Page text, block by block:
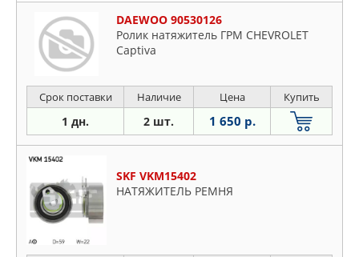
DAEWOO 90530126
Ролик натяжитель ГРМ CHEVROLET
Captiva
Срок поставки Наличие Цена Купить
1 дн. 2 шт. 1 650 р.
SKF VKM15402
НАТЯЖИТЕЛЬ РЕМНЯ